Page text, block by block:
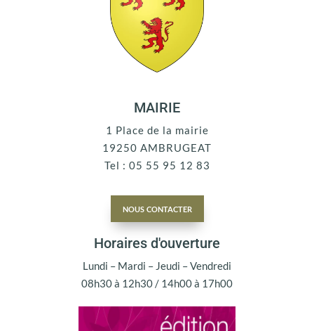
MAIRIE
1 Place de la mairie
19250 AMBRUGEAT
Tel : 05 55 95 12 83
nous contacter
Horaires d'ouverture
Lundi – Mardi – Jeudi – Vendredi
08h30 à 12h30 / 14h00 à 17h00